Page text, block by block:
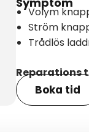
Volym
Ström
Trådlös
Reparations
Boka tid